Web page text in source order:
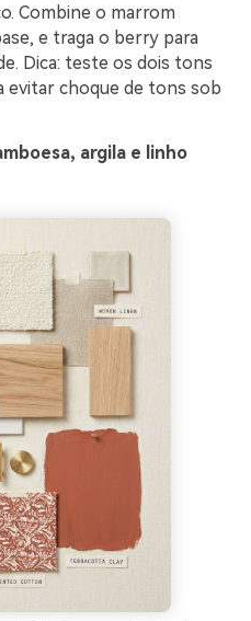
Combine o marrom
e traga o berry para
Dica: teste os dois tons
evitar choque de tons sob
argila e linho